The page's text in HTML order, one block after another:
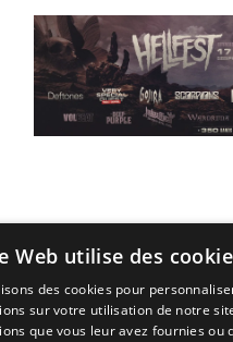
(C) 2010 - 2026 - All Rights Reserved.
Web utilise des
des cookies pour
sur votre utilisation de notre
que vous leur avez fournies